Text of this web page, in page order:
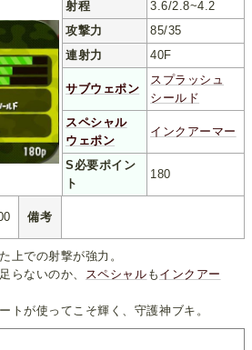
射程
3.6/2.8~4.2
攻撃力
85/35
連射力
40F
サブウェポン
スプラッシュ
シールド
スペシャル
ウェポン
インクアーマー
S必要ポイン
ト
180
備考
上での射撃が強力。
らないのか、 スペシャル も インクアー
トが使ってこそ輝く、守護神ブキ。